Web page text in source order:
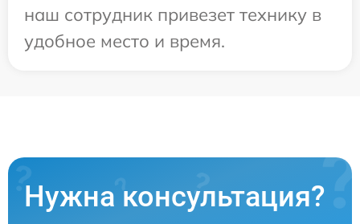
наш сотрудник привезет технику в
удобное место и время.
Нужна консультация?